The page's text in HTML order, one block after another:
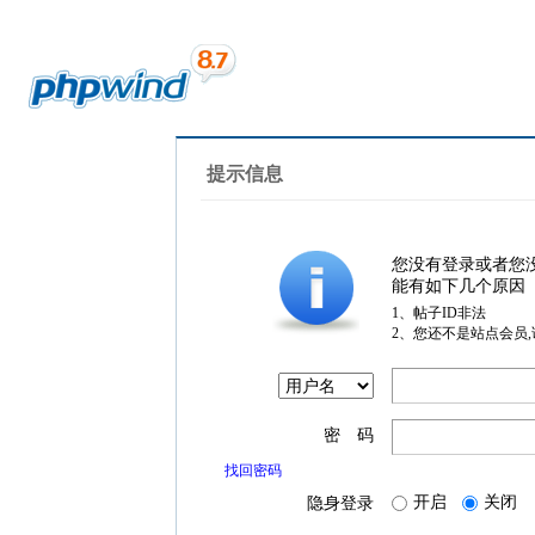
提示信息
您没有登录或者您
能有如下几个原因
1、帖子ID非法
2、您还不是站点会员
密 码
找回密码
隐身登录 开启 关闭